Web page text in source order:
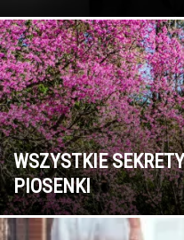
WSZYSTKIE
PIOSENKI